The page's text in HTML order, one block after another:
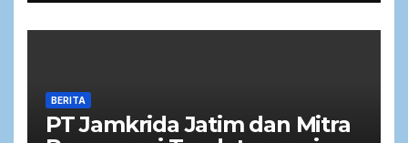
BERITA
PT Jamkrida Jatim dan Mitra